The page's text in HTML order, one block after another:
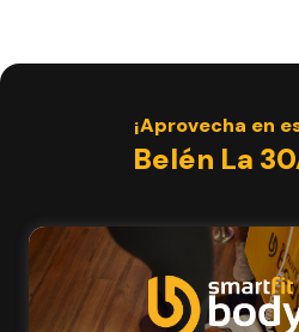
¡Aprovecha en
Belén La